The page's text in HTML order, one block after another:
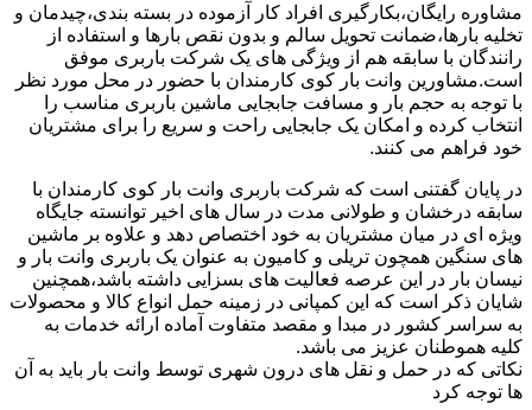
مشاوره رایگان،بکارگیری افراد کار آزموده در بسته بندی،چیدمان و
تخلیه بارها،ضمانت تحویل سالم و بدون نقص بارها و استفاده از
رانندگان با سابقه هم از ویژگی های یک شرکت باربری موفق
است.مشاورین وانت بار کوی کارمندان با حضور در محل مورد نظر
با توجه به حجم بار و مسافت جابجایی ماشین باربری مناسب را
انتخاب کرده و امکان یک جابجایی راحت و سریع را برای مشتریان
خود فراهم می کنند.
در پایان گفتنی است که شرکت باربری وانت بار کوی کارمندان با
سابقه درخشان و طولانی مدت در سال های اخیر توانسته جایگاه
ویژه ای در میان مشتریان به خود اختصاص دهد و علاوه بر ماشین
های سنگین همچون تریلی و کامیون به عنوان یک باربری وانت بار و
نیسان بار در این عرصه فعالیت های بسزایی داشته باشد،همچنین
شایان ذکر است که این کمپانی در زمینه حمل انواع کالا و محصولات
به سراسر کشور در مبدا و مقصد متفاوت آماده ارائه خدمات به
کلیه هموطنان عزیز می باشد.
نکاتی که در حمل و نقل های درون شهری توسط وانت بار باید به آن
ها توجه کرد